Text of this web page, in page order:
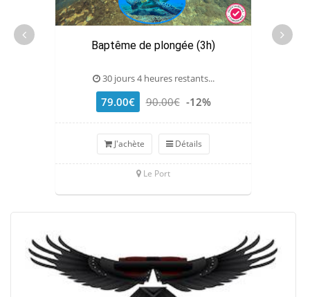
Baptême de plongée (3h)
30 jours 4 heures restants...
79.00€ 90.00€ -12%
J'achète Détails
Le Port